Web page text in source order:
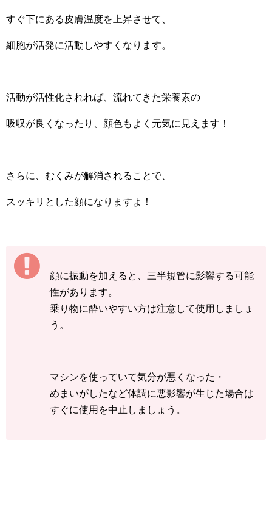
すぐ下にある皮膚温度を上昇させて、
細胞が活発に活動しやすくなります。
活動が活性化されれば、流れてきた栄養素の
吸収が良くなったり、顔色もよく元気に見えます！
さらに、むくみが解消されることで、
スッキリとした顔になりますよ！
顔に振動を加えると、三半規管に影響する可能
性があります。
乗り物に酔いやすい方は注意して使用しましょ
う。
マシンを使っていて気分が悪くなった・
めまいがしたなど体調に悪影響が生じた場合は
すぐに使用を中止しましょう。